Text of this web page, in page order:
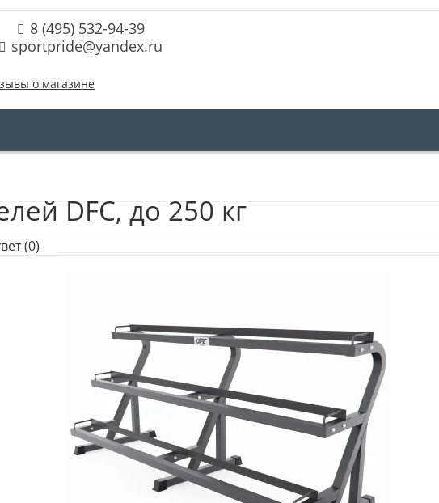
8 (495) 532-94-39
sportpride@yandex.ru
о магазине
DFC, до 250 кг
(0)